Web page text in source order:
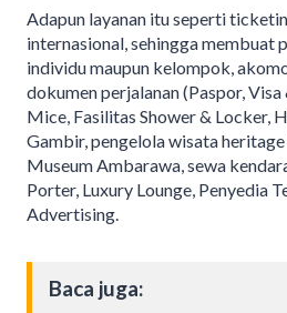
Adapun layanan itu seperti
internasional, sehingga membuat
individu maupun kelompok,
dokumen perjalanan (Paspor, Visa
Mice, Fasilitas Shower & Locker,
Gambir, pengelola wisata heritage
Museum Ambarawa, sewa
Porter, Luxury Lounge, Penyedia
Advertising.
Baca juga: